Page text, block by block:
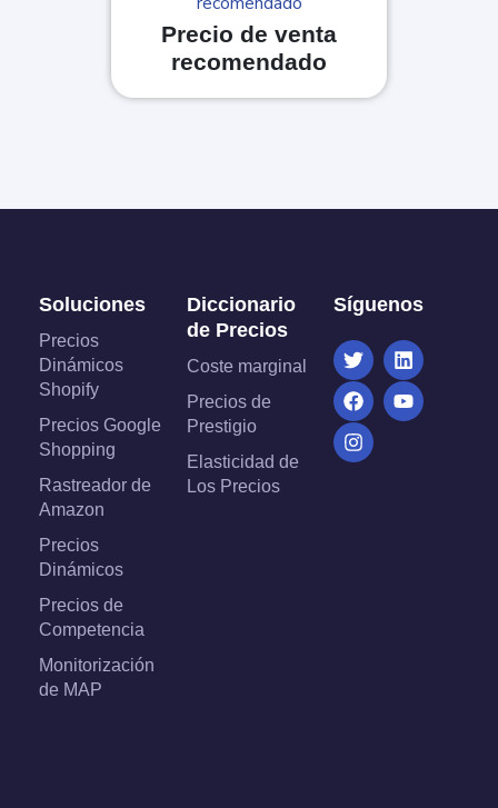
Precio de venta
recomendado
Soluciones
Precios
Dinámicos
Shopify
Precios Google
Shopping
Rastreador de
Amazon
Precios
Dinámicos
Precios de
Competencia
Monitorización
de MAP
Diccionario
de Precios
Coste marginal
Precios de
Prestigio
Elasticidad de
Los Precios
Síguenos